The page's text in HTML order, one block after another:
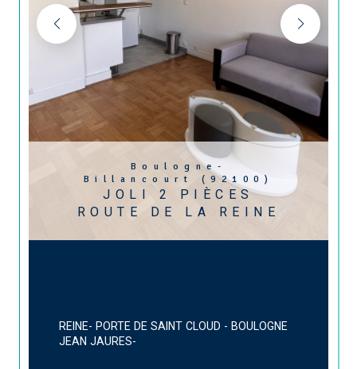
Boulogne-
Billancourt (92100)
JOLI 2 PIÈCES
ROUTE DE LA REINE
REINE- PORTE DE SAINT CLOUD - BOULOGNE
JEAN JAURES-